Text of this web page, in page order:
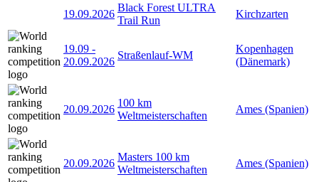
19.09.2026
Black Forest ULTRA
Trail Run
Kirchzarten
19.09 -
20.09.2026
Straßenlauf-WM
Kopenhagen
(Dänemark)
20.09.2026
100 km
Weltmeisterschaften
Ames (Spanien)
20.09.2026
Masters 100 km
Weltmeisterschaften
Ames (Spanien)